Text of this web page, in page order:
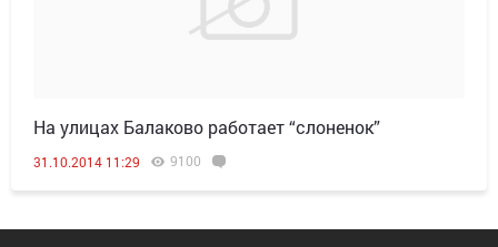
На улицах Балаково работает “слоненок”
31.10.2014 11:29 9100